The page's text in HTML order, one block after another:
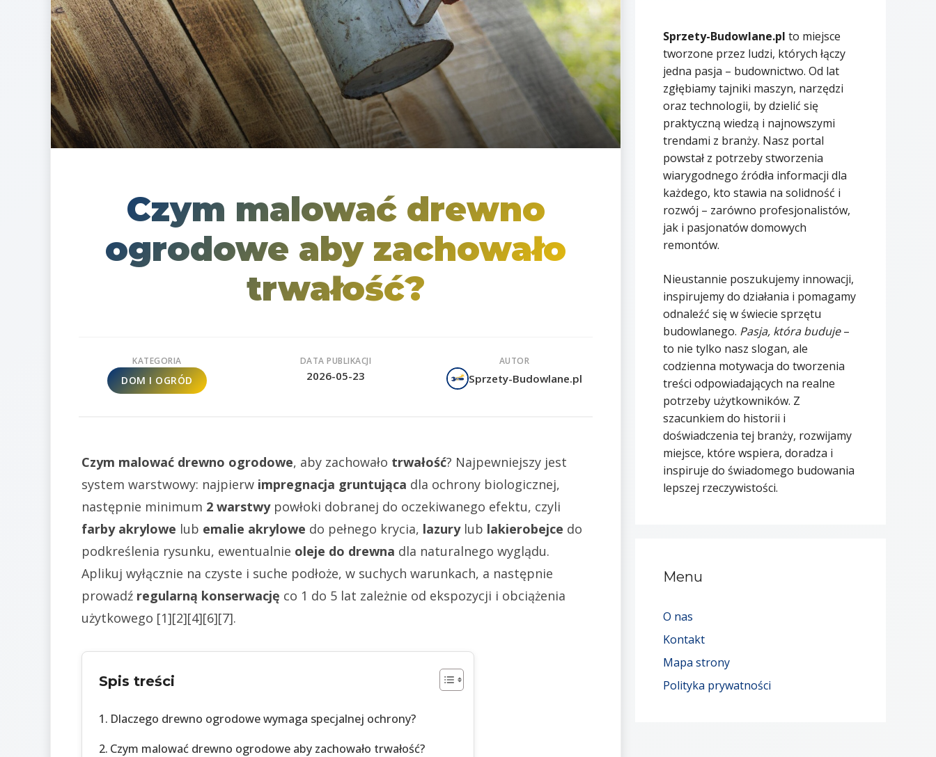
Czym malować drewno
ogrodowe aby zachowało
trwałość?
KATEGORIA
DOM I OGRÓD
DATA PUBLIKACJI
2026-05-23
AUTOR
Sprzety-Budowlane.pl
Czym malować drewno ogrodowe, aby zachowało trwałość? Najpewniejszy jest
system warstwowy: najpierw impregnacja gruntująca dla ochrony biologicznej,
następnie minimum 2 warstwypowłoki dobranej do oczekiwanego efektu, czyli
farby akrylowe lub emalie akrylowe do pełnego krycia, lazurylub lakierobejce do
podkreślenia rysunku, ewentualnie oleje do drewna dla naturalnego wyglądu.
Aplikuj wyłącznie na czyste i suche podłoże, w suchych warunkach, a następnie
prowadź regularną konserwację co 1 do 5 lat zależnie od ekspozycji i obciążenia
użytkowego [1][2][4][6][7].
Spis treści
Dlaczego drewno ogrodowe wymaga specjalnej ochrony?
Czym malować drewno ogrodowe aby zachowało trwałość?
Sprzety-Budowlane.pl to miejsce
tworzone przez ludzi, których łączy
jedna pasja – budownictwo. Od lat
zgłębiamy tajniki maszyn, narzędzi
oraz technologii, by dzielić się
praktyczną wiedzą i najnowszymi
trendami z branży. Nasz portal
powstał z potrzeby stworzenia
wiarygodnego źródła informacji dla
każdego, kto stawia na solidność i
rozwój – zarówno profesjonalistów,
jak i pasjonatów domowych
remontów.
Nieustannie poszukujemy innowacji,
inspirujemy do działania i pomagamy
odnaleźć się w świecie sprzętu
budowlanego. Pasja, która buduje–
to nie tylko nasz slogan, ale
codzienna motywacja do tworzenia
treści odpowiadających na realne
potrzeby użytkowników. Z
szacunkiem do historii i
doświadczenia tej branży, rozwijamy
miejsce, które wspiera, doradza i
inspiruje do świadomego budowania
lepszej rzeczywistości.
Menu
O nas
Kontakt
Mapa strony
Polityka prywatności